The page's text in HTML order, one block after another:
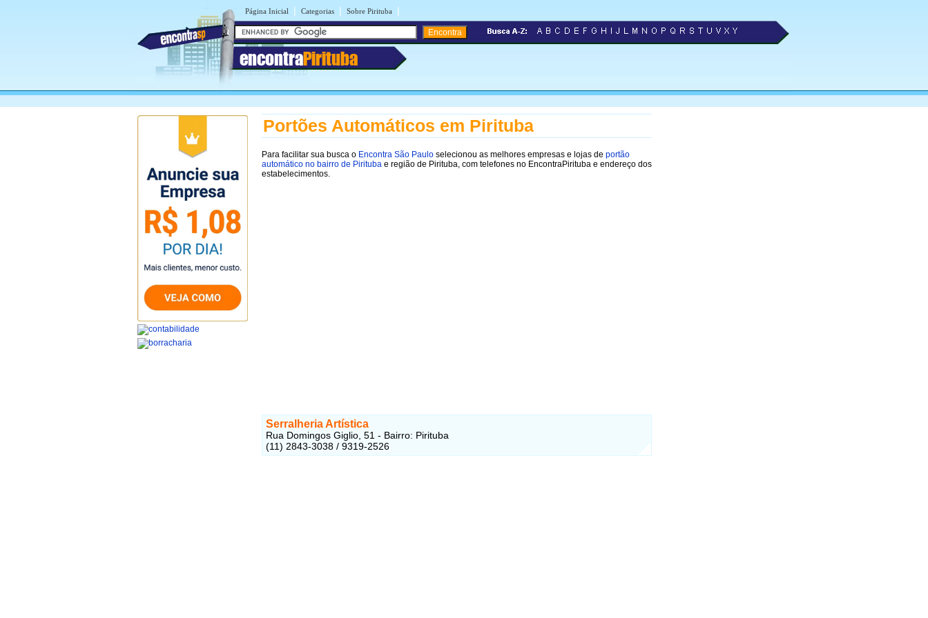
Página Inicial | Categorias | Sobre Pirituba |
encontraPirituba
Portões Automáticos em Pirituba
Para facilitar sua busca o Encontra São Paulo selecionou as melhores empresas e lojas de portão
automático no bairro de Pirituba e região de Pirituba, com telefones no EncontraPirituba e endereço dos
estabelecimentos.
Serralheria Artística
Rua Domingos Giglio, 51 - Bairro: Pirituba
(11) 2843-3038 / 9319-2526